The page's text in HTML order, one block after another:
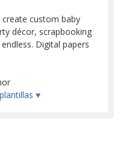
custom baby
décor, scrapbooking
Digital papers
♥